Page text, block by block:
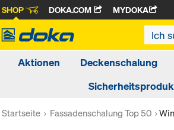
SHOP DOKA.COM MYDOKA
Aktionen Deckenschalung
Startseite Fassadenschalung Top 50